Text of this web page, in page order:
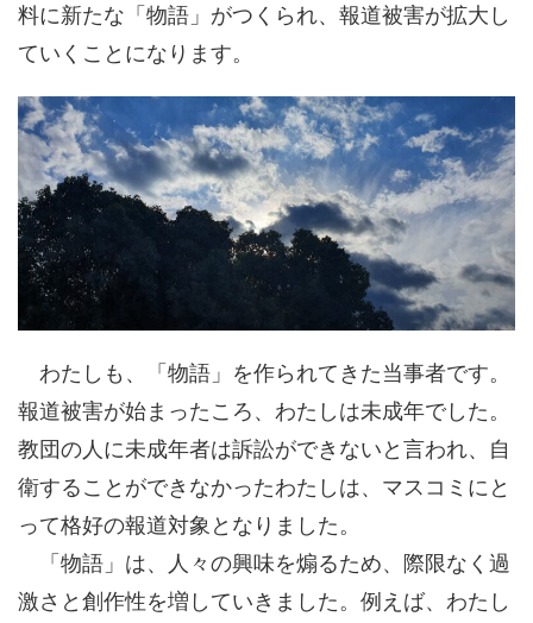
料に新たな「物語」がつくられ、報道被害が拡大し
ていくことになります。
わたしも、「物語」を作られてきた当事者です。
報道被害が始まったころ、わたしは未成年でした。
教団の人に未成年者は訴訟ができないと言われ、自
衛することができなかったわたしは、マスコミにと
って格好の報道対象となりました。
「物語」は、人々の興味を煽るため、際限なく過
激さと創作性を増していきました。例えば、わたし